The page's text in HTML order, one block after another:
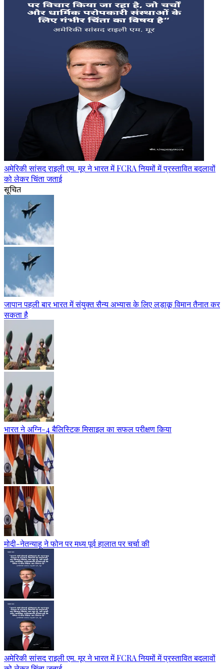
अमेरिकी सांसद राइली एम. मूर ने भारत में FCRA नियमों में प्रस्तावित बदलावों
को लेकर चिंता जताई
सूचित
जापान पहली बार भारत में संयुक्त सैन्य अभ्यास के लिए लड़ाकू विमान तैनात कर
सकता है
भारत ने अग्नि-4 बैलिस्टिक मिसाइल का सफल परीक्षण किया
मोदी-नेतन्याहू ने फोन पर मध्य पूर्व हालात पर चर्चा की
अमेरिकी सांसद राइली एम. मूर ने भारत में FCRA नियमों में प्रस्तावित बदलावों